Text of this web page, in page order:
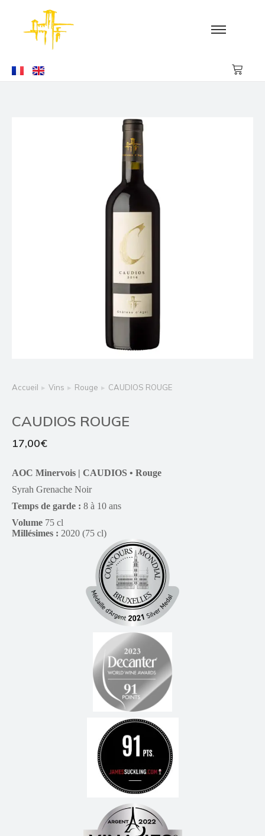
Vous êtes ici :
Accueil Vins Rouge CAUDIOS ROUGE
CAUDIOS ROUGE
17,00€
AOC Minervois | CAUDIOS • Rouge
Syrah Grenache Noir
Temps de garde : 8 à 10 ans
Volume 75 cl
Millésimes : 2020 (75 cl)